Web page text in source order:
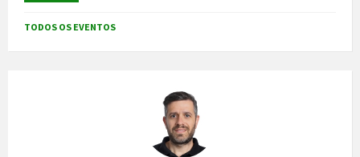
TODOS OS EVENTOS